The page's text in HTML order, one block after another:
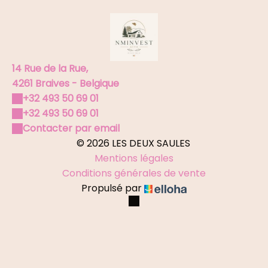
14 Rue de la Rue,
4261 Braives - Belgique
+32 493 50 69 01
+32 493 50 69 01
Contacter par email
© 2026 LES DEUX SAULES
Mentions légales
Conditions générales de vente
Propulsé par